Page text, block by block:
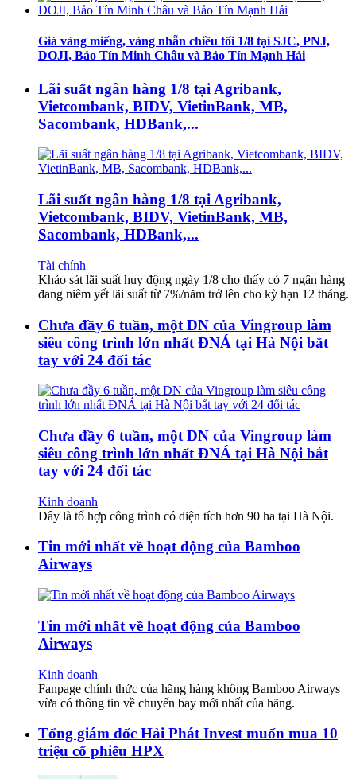
Giá vàng miếng, vàng nhẫn chiều tối 1/8 tại SJC, PNJ,
DOJI, Bảo Tín Minh Châu và Bảo Tín Mạnh Hải
Lãi suất ngân hàng 1/8 tại Agribank,
Vietcombank, BIDV, VietinBank, MB,
Sacombank, HDBank,...
Lãi suất ngân hàng 1/8 tại Agribank,
Vietcombank, BIDV, VietinBank, MB,
Sacombank, HDBank,...
Tài chính
Khảo sát lãi suất huy động ngày 1/8 cho thấy có 7 ngân hàng
đang niêm yết lãi suất từ 7%/năm trở lên cho kỳ hạn 12 tháng.
Chưa đầy 6 tuần, một DN của Vingroup làm
siêu công trình lớn nhất ĐNÁ tại Hà Nội bắt
tay với 24 đối tác
Chưa đầy 6 tuần, một DN của Vingroup làm
siêu công trình lớn nhất ĐNÁ tại Hà Nội bắt
tay với 24 đối tác
Kinh doanh
Đây là tổ hợp công trình có diện tích hơn 90 ha tại Hà Nội.
Tin mới nhất về hoạt động của Bamboo
Airways
Tin mới nhất về hoạt động của Bamboo
Airways
Kinh doanh
Fanpage chính thức của hãng hàng không Bamboo Airways
vừa có thông tin về chuyến bay mới nhất của hãng.
Tổng giám đốc Hải Phát Invest muốn mua 10
triệu cổ phiếu HPX